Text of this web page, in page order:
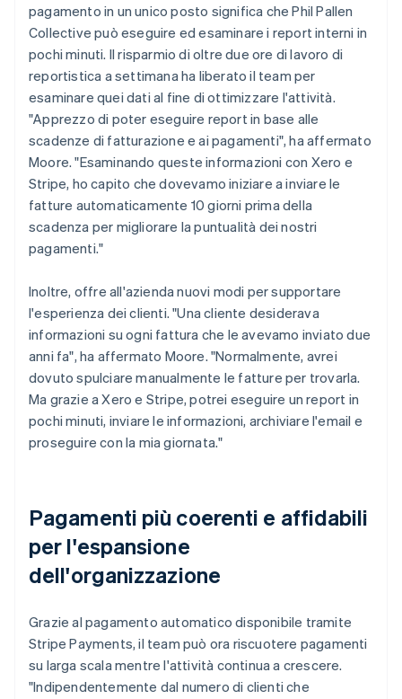
pagamento in un unico posto significa che Phil Pallen
Collective può eseguire ed esaminare i report interni in
pochi minuti. Il risparmio di oltre due ore di lavoro di
reportistica a settimana ha liberato il team per
esaminare quei dati al fine di ottimizzare l'attività.
"Apprezzo di poter eseguire report in base alle
scadenze di fatturazione e ai pagamenti", ha affermato
Moore. "Esaminando queste informazioni con Xero e
Stripe, ho capito che dovevamo iniziare a inviare le
fatture automaticamente 10 giorni prima della
scadenza per migliorare la puntualità dei nostri
pagamenti."
Inoltre, offre all'azienda nuovi modi per supportare
l'esperienza dei clienti. "Una cliente desiderava
informazioni su ogni fattura che le avevamo inviato due
anni fa", ha affermato Moore. "Normalmente, avrei
dovuto spulciare manualmente le fatture per trovarla.
Ma grazie a Xero e Stripe, potrei eseguire un report in
pochi minuti, inviare le informazioni, archiviare l'email e
proseguire con la mia giornata."
Pagamenti più coerenti e affidabili
per l'espansione
dell'organizzazione
Grazie al pagamento automatico disponibile tramite
Stripe Payments, il team può ora riscuotere pagamenti
su larga scala mentre l'attività continua a crescere.
"Indipendentemente dal numero di clienti che